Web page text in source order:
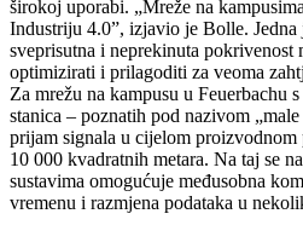
širokoj uporabi. „Mreže na
Industriju 4.0”, izjavio je Bolle.
sveprisutna i neprekinuta pokrivenost
optimizirati i prilagoditi za veoma
Za mrežu na kampusu u Feuerbachu
stanica – poznatih pod nazivom
prijam signala u cijelom
10 000 kvadratnih metara. Na taj se
sustavima omogućuje međusobna
vremenu i razmjena podataka u